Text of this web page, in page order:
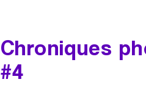
Chroniques
#4